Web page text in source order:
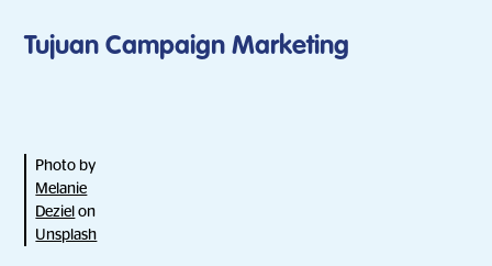
Tujuan Campaign Marketing
Photo by
Melanie
Deziel on
Unsplash